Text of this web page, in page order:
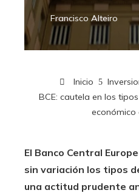
Francisco Alteiro
Inicio
BCE: cautela en los
económico
El Banco Central
sin variación los tipos
una actitud prudente